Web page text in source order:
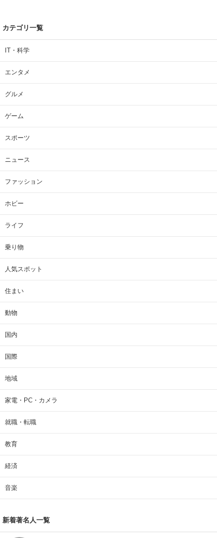
カテゴリ一覧
IT・科学
エンタメ
グルメ
ゲーム
スポーツ
ニュース
ファッション
ホビー
ライフ
乗り物
人気スポット
住まい
動物
国内
国際
地域
家電・PC・カメラ
就職・転職
教育
経済
音楽
新着著名人一覧